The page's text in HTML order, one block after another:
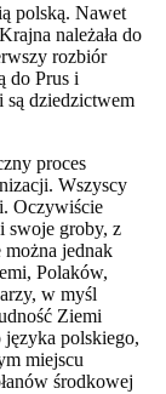
polską. Nawet
należała do
rozbiór
do Prus i
są dziedzictwem
proces
Wszyscy
Oczywiście
swoje groby, z
można jednak
Polaków,
w myśl
Ziemi
języka polskiego,
miejscu
środkowej